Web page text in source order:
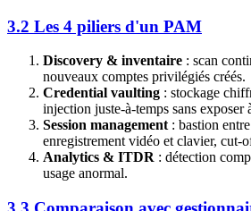
3.2 Les 4 piliers d'un PAM
Discovery & inventaire : scan
nouveaux comptes privilégiés créés.
Credential vaulting : stockage
injection juste-à-temps sans exposer
Session management: bastion
enregistrement vidéo et clavier, cut-
Analytics & ITDR : détection
usage anormal.